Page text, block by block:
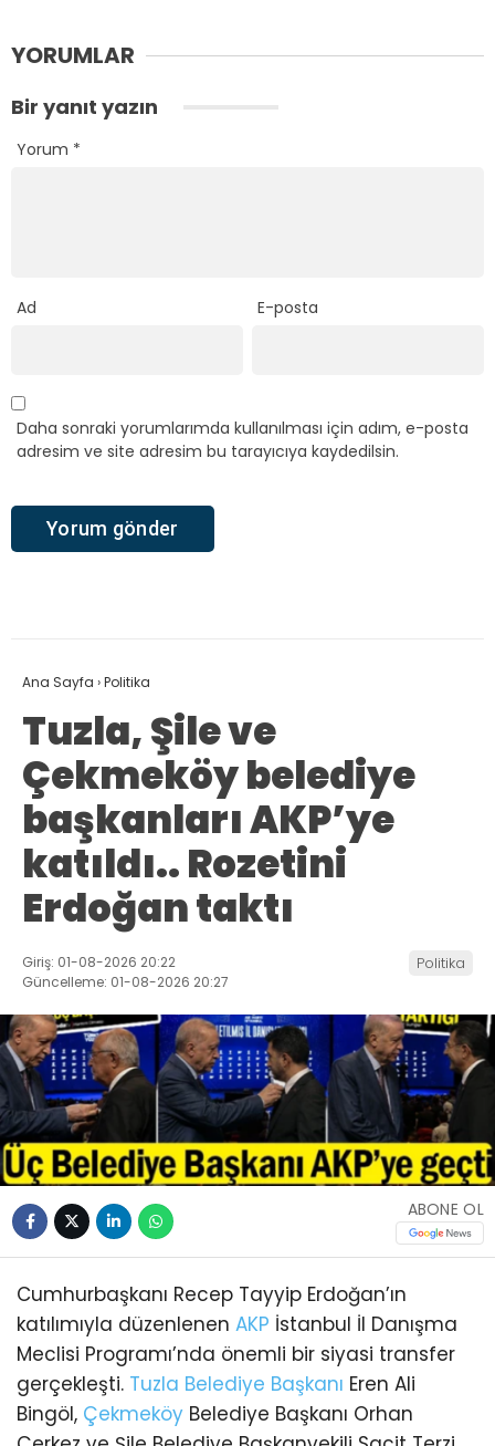
YORUMLAR
Bir yanıt yazın
Yorum *
Ad E-posta
Daha sonraki yorumlarımda kullanılması için adım, e-posta
adresim ve site adresim bu tarayıcıya kaydedilsin.
Ana Sayfa ›Politika
Tuzla, Şile ve
Çekmeköy belediye
başkanları AKP’ye
katıldı.. Rozetini
Erdoğan taktı
Giriş: 01-08-2026 20:22
Güncelleme: 01-08-2026 20:27
Politika
ABONE OL
Cumhurbaşkanı Recep Tayyip Erdoğan’ın
katılımıyla düzenlenen AKP İstanbul İl Danışma
Meclisi Programı’nda önemli bir siyasi transfer
gerçekleşti. Tuzla Belediye Başkanı Eren Ali
Bingöl, Çekmeköy Belediye Başkanı Orhan